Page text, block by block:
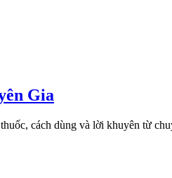
Gia
cách dùng và lời khuyên từ